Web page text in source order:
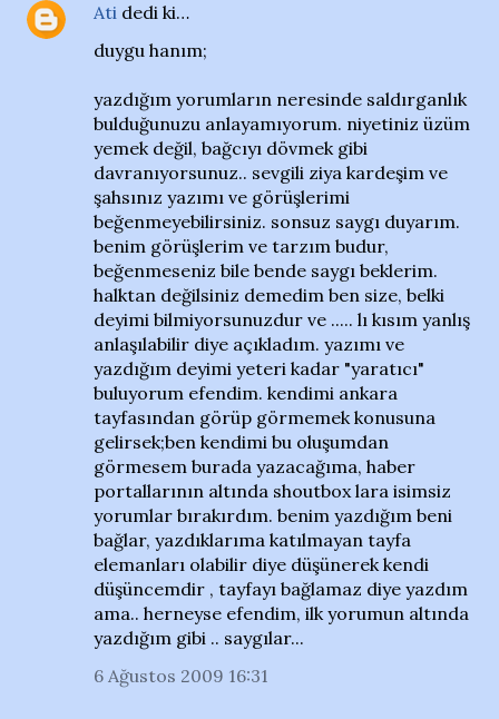
Ati dedi ki…
duygu hanım;
yazdığım yorumların neresinde saldırganlık
bulduğunuzu anlayamıyorum. niyetiniz üzüm
yemek değil, bağcıyı dövmek gibi
davranıyorsunuz.. sevgili ziya kardeşim ve
şahsınız yazımı ve görüşlerimi
beğenmeyebilirsiniz. sonsuz saygı duyarım.
benim görüşlerim ve tarzım budur,
beğenmeseniz bile bende saygı beklerim.
halktan değilsiniz demedim ben size, belki
deyimi bilmiyorsunuzdur ve ..... lı kısım yanlış
anlaşılabilir diye açıkladım. yazımı ve
yazdığım deyimi yeteri kadar "yaratıcı"
buluyorum efendim. kendimi ankara
tayfasından görüp görmemek konusuna
gelirsek;ben kendimi bu oluşumdan
görmesem burada yazacağıma, haber
portallarının altında shoutbox lara isimsiz
yorumlar bırakırdım. benim yazdığım beni
bağlar, yazdıklarıma katılmayan tayfa
elemanları olabilir diye düşünerek kendi
düşüncemdir , tayfayı bağlamaz diye yazdım
ama.. herneyse efendim, ilk yorumun altında
yazdığım gibi .. saygılar...
6 Ağustos 2009 16:31